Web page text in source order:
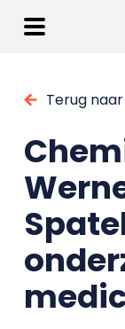
Terug